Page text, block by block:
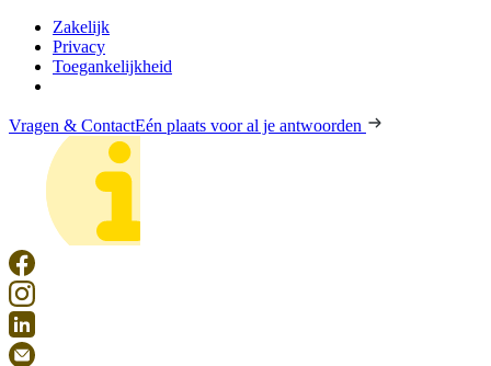
Zakelijk
Privacy
Toegankelijkheid
Vragen & ContactEén plaats voor al je antwoorden